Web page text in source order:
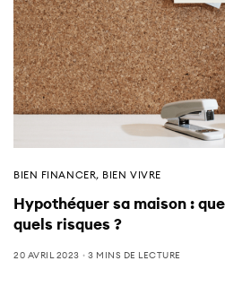
BIEN FINANCER, BIEN VIVRE
Hypothéquer sa maison :
quels risques ?
20 AVRIL 2023 3 MINS DE LECTURE